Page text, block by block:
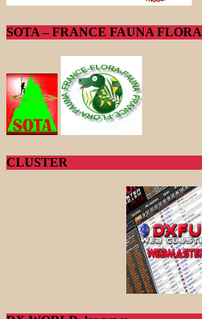
SOTA – FRANCE FAUNA FLORA
CLUSTER